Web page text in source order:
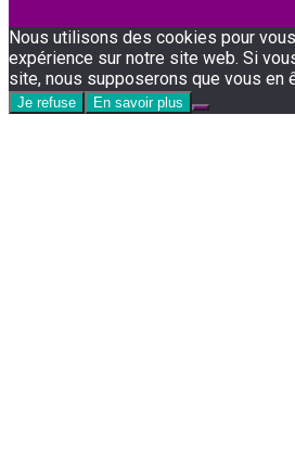
Nous utilisons des cookies pour
expérience sur notre site web. Si
site, nous supposerons que vous en
Je refuse
En savoir plus